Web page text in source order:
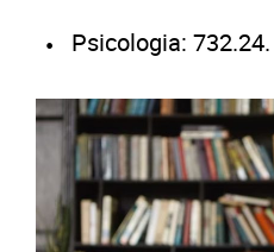
Psicologia: 732.24.